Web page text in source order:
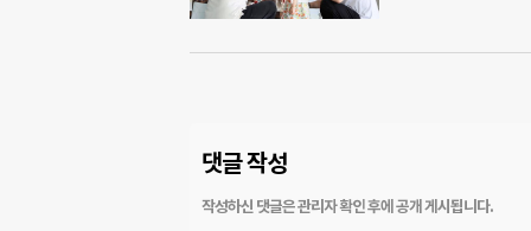
댓글 작성